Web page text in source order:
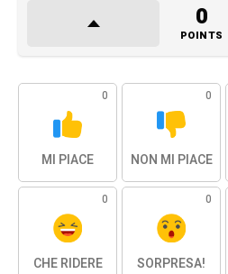
0
POINTS
0
MI PIACE
0
NON MI PIACE
0
CHE RIDERE
0
SORPRESA!